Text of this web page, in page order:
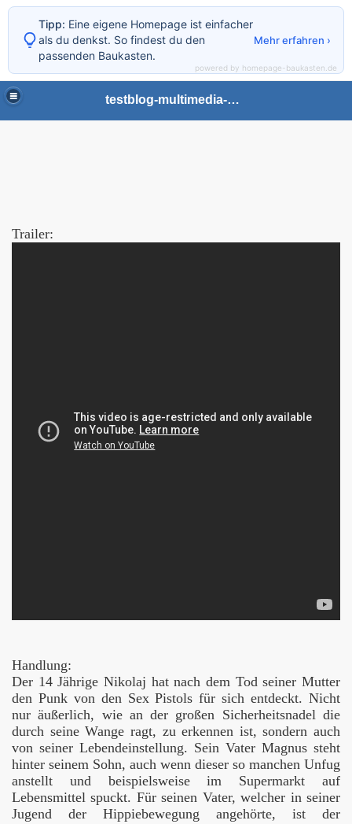
testblog-multimedia-gaming
Trailer:
Handlung:
Der 14 Jährige Nikolaj hat nach dem Tod seiner Mutter
den Punk von den Sex Pistols für sich entdeckt. Nicht
nur äußerlich, wie an der großen Sicherheitsnadel die
durch seine Wange ragt, zu erkennen ist, sondern auch
von seiner Lebendeinstellung. Sein Vater Magnus steht
hinter seinem Sohn, auch wenn dieser so manchen Unfug
anstellt und beispielsweise im Supermarkt auf
Lebensmittel spuckt. Für seinen Vater, welcher in seiner
Jugend der Hippiebewegung angehörte, ist der
tiefer!
Besseres
Tipp: Eine eigene Homepage ist einfacher
als du denkst. So findest du den
passenden Baukasten.
Mehr erfahren ›
powered by homepage-baukasten.de